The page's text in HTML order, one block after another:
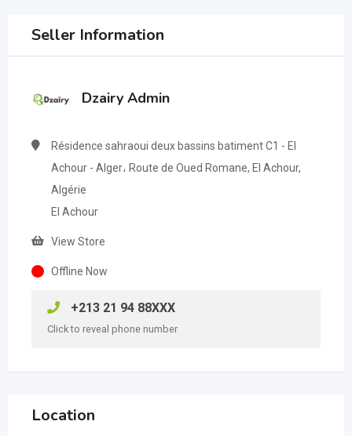
Seller Information
Dzairy Admin
Résidence sahraoui deux bassins batiment C1 - El
Achour - Alger، Route de Oued Romane, El Achour,
Algérie
El Achour
View Store
Offline Now
+213 21 94 88XXX
Click to reveal phone number
Location